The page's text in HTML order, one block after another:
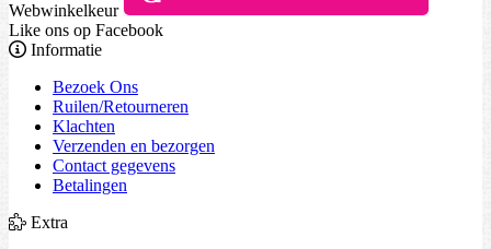
Webwinkelkeur
Like ons op Facebook
Informatie
Bezoek Ons
Ruilen/Retourneren
Klachten
Verzenden en bezorgen
Contact gegevens
Betalingen
Extra